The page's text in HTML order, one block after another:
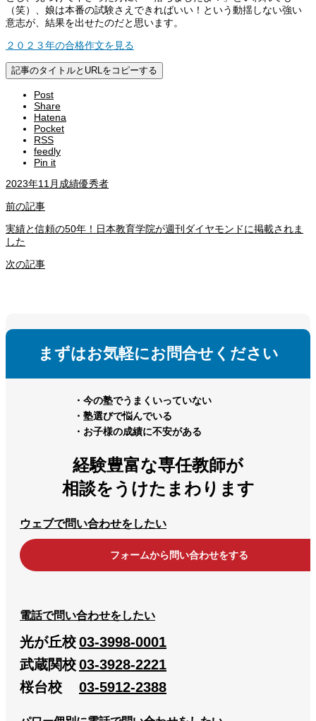
（笑）、娘は本番の試験さえできればいい！という動揺しない強い
意志が、結果を出せたのだと思います。
２０２３年の合格作文を見る
記事のタイトルとURLをコピーする
Post
Share
Hatena
Pocket
RSS
feedly
Pin it
2023年11月成績優秀者
前の記事
実績と信頼の50年！日本教育学院が週刊ダイヤモンドに掲載されま
した
次の記事
まずはお気軽にお問合せください
・今の塾でうまくいっていない
・塾選びで悩んでいる
・お子様の成績に不安がある
経験豊富な専任教師が
相談をうけたまわります
ウェブで問い合わせをしたい
フォームから問い合わせをする
電話で問い合わせをしたい
光が丘校03-3998-0001
武蔵関校03-3928-2221
桜台校
03-5912-2388